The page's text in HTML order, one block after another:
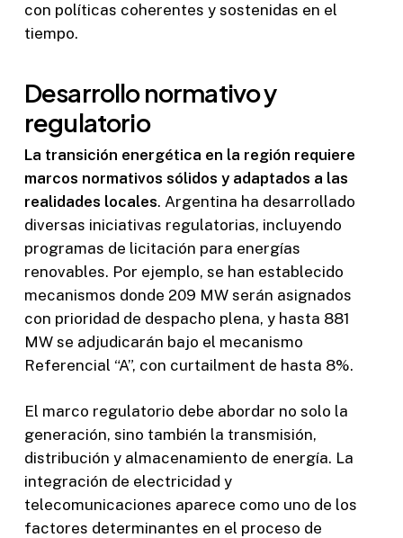
con políticas coherentes y sostenidas en el
tiempo.
Desarrollo normativo y
regulatorio
La transición energética en la región requiere
marcos normativos sólidos y adaptados a las
realidades locales. Argentina ha desarrollado
diversas iniciativas regulatorias, incluyendo
programas de licitación para energías
renovables. Por ejemplo, se han establecido
mecanismos donde 209 MW serán asignados
con prioridad de despacho plena, y hasta 881
MW se adjudicarán bajo el mecanismo
Referencial “A”, con curtailment de hasta 8%.
El marco regulatorio debe abordar no solo la
generación, sino también la transmisión,
distribución y almacenamiento de energía. La
integración de electricidad y
telecomunicaciones aparece como uno de los
factores determinantes en el proceso de